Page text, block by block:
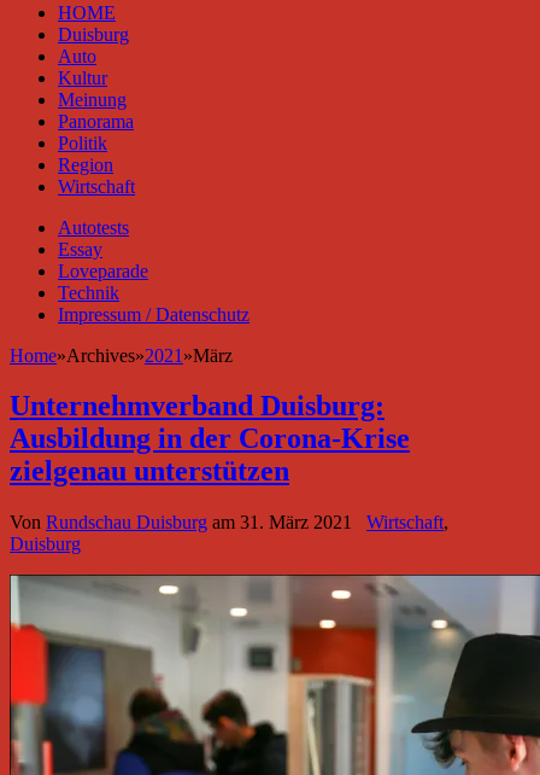
HOME
Duisburg
Auto
Kultur
Meinung
Panorama
Politik
Region
Wirtschaft
Autotests
Essay
Loveparade
Technik
Impressum / Datenschutz
Home»Archives»2021 »März
Unternehmverband Duisburg:
Ausbildung in der Corona-Krise
zielgenau unterstützen
Von Rundschau Duisburg am 31. März 2021 Wirtschaft,
Duisburg